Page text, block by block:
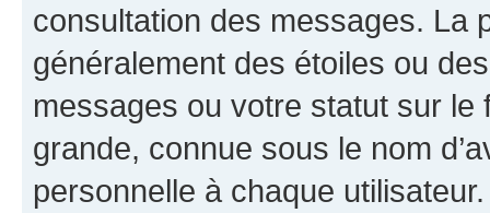
consultation des messages. La
généralement des étoiles ou
messages ou votre statut sur
grande, connue sous le nom
personnelle à chaque utilisateur.